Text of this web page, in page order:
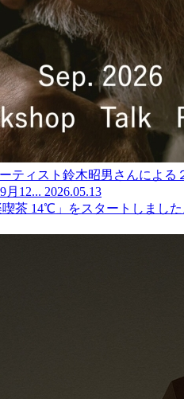
ティスト鈴木昭男さんによる
月12... 2026.05.13
茶 14℃」をスタートしまし